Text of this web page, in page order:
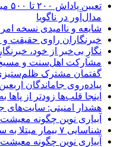
مدال‌آور در ناگویا
شایعه و ناامیدی نسخه
خبرنگاران راوی حقیقت
نگارِ بی‌خبر از خود،
مشارکت اهل‌سنت و
گفتمان مشترک
پیاده‌روی جاماندگان
اینجا قلب‌ها زودتر از پاها
هشدار امنیتی: سایت‌های
آبیاری نوین چگونه
شناسایی ۷ بیمار مبتلا به سیاه‌سرفه در اردبیل
آبیاری نوین چگونه